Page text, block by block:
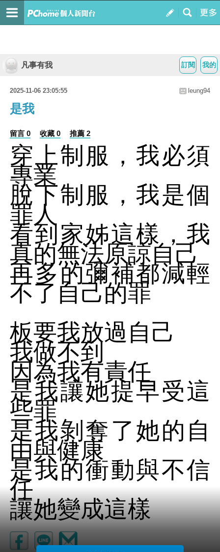
我的
訂閱
凡事有我
2025-11-06 23:05:55 leung94
是我
留言 0 收藏 0 推薦 2
穿上制服，我必須
專業
脫下制服，我是個
罪人
看到家姊這樣，我
真的無法原諒自己
再多的彌補都減輕
不了自己的罪
板要我放過自己
我做不到
因為我有責任
是我讓她提早受這
些罪
是我剝奪了她的自
由與健康
是我的衝動與不信
任
讓她變成這樣